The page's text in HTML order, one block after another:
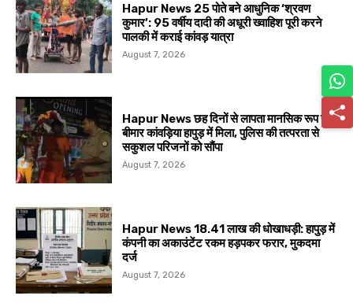
Hapur News 25 पोते बने आधुनिक ‘श्रवण
कुमार’: 95 वर्षीय दादी की अधूरी ख्वाहिश पूरी करने
पालकी में कराई कांवड़ यात्रा
August 7, 2026
Hapur News छह दिनों से लापता मानसिक रूप से
बीमार कांवड़िया हापुड़ में मिला, पुलिस की तत्परता से
सकुशल परिजनों को सौंपा
August 7, 2026
Hapur News 18.41 लाख की धोखाधड़ी: हापुड़ में
कंपनी का अकाउंटेंट रकम हड़पकर फरार, मुकदमा
दर्ज
August 7, 2026